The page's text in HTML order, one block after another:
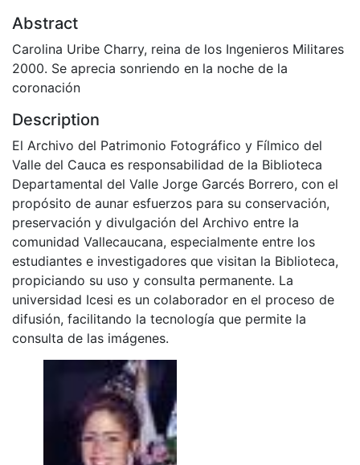
Abstract
Carolina Uribe Charry, reina de los Ingenieros Militares
2000. Se aprecia sonriendo en la noche de la
coronación
Description
El Archivo del Patrimonio Fotográfico y Fílmico del
Valle del Cauca es responsabilidad de la Biblioteca
Departamental del Valle Jorge Garcés Borrero, con el
propósito de aunar esfuerzos para su conservación,
preservación y divulgación del Archivo entre la
comunidad Vallecaucana, especialmente entre los
estudiantes e investigadores que visitan la Biblioteca,
propiciando su uso y consulta permanente. La
universidad Icesi es un colaborador en el proceso de
difusión, facilitando la tecnología que permite la
consulta de las imágenes.